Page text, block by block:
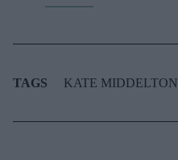
TAGS KATE MIDDELTON